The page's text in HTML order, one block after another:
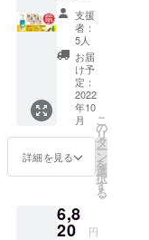
より出
荷時期
が前後
する場
合があ
りま
す。
の揮発
性有効
成分の
チカラ
をお試
しくだ
さい。
※ご注文
状況、
況の都
合等に
が前後
する場
（二層
式）
△） 固
まりま
せん、
トイレ
に流せ
ます。
粒が小
さい他
社の猫
際、粒
の大き
般販売
予定価
格：
1980
円） ・
送料
（全国
律）：
1100円
⇒合
にゃん/
大粒】
な超早
割】 ・
オーガ
ニック
猫砂 杉
にゃん
小粒 4
袋：
4220円
（通常
販売価
格：
20%OF
F） ・
支援
者：
5人
お届
け予
定：
2022
年10
月
詳細を見る
こ
の
リ
タ
ー
ン
を
選
択
す
る
6,8
20 円